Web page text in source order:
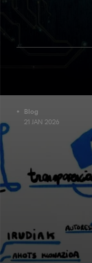
Blog
21 JAN 2026